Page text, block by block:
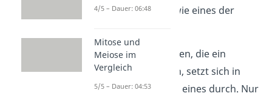
gleichen Phänotyp wie eines der
Von den beiden Allelen, die ein
Merkmal bestimmen, setzt sich in
diesem Erbgang nur eines durch. Nur
4/5 – Dauer: 06:48
Mitose und
Meiose im
Vergleich
5/5 – Dauer: 04:53